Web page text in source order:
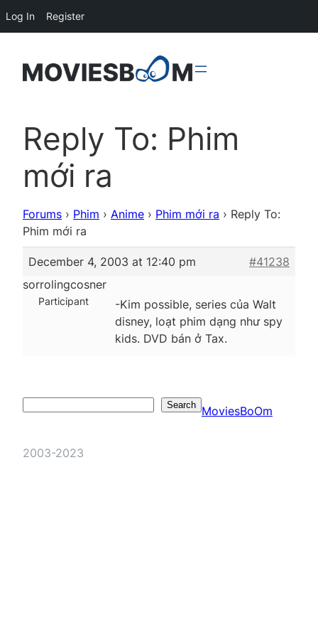
Reply To: Phim
mới ra
Forums › Phim › Anime › Phim mới ra › Reply To:
Phim mới ra
December 4, 2003 at 12:40 pm
#41238
sorrolingcosner
Participant
-Kim possible, series của Walt
disney, loạt phim dạng như spy
kids. DVD bán ở Tax.
Search MoviesBoOm
2003-2023
Log In Register